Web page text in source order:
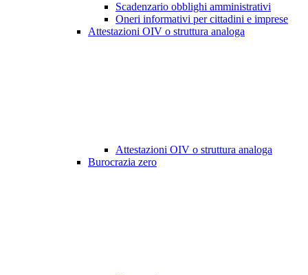
Scadenzario obblighi amministrativi
Oneri informativi per cittadini e imprese
Attestazioni OIV o struttura analoga
Attestazioni OIV o struttura analoga
Burocrazia zero